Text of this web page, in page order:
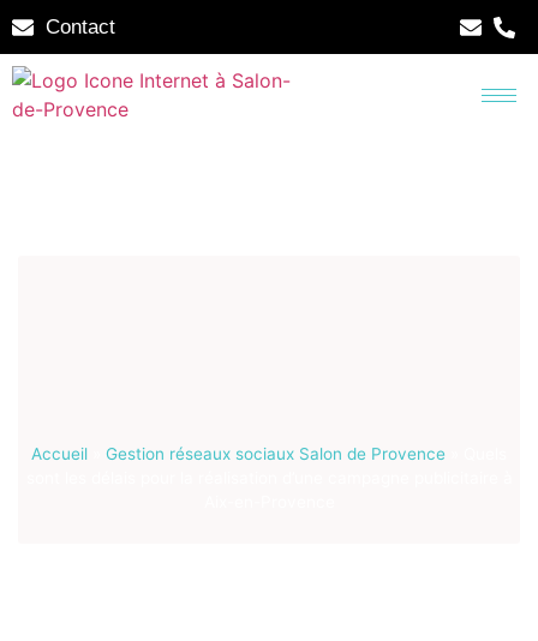
Contact
Accueil Gestion réseaux sociaux Salon de Provence